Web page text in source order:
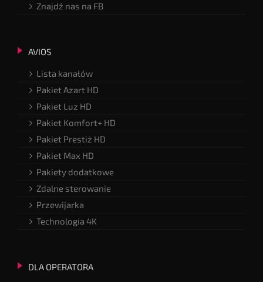
Znajdź nas na FB
AVIOS
Lista kanałów
Pakiet Azart HD
Pakiet Luz HD
Pakiet Komfort+ HD
Pakiet Prestiż HD
Pakiet Max HD
Pakiety dodatkowe
Zdalne sterowanie
Przewijarka
Technologia 4K
DLA OPERATORA